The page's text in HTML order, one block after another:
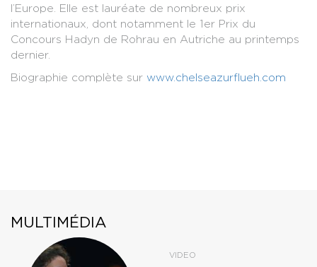
l’Europe. Elle est lauréate de nombreux prix
internationaux, dont notamment le 1er Prix du
Concours Hadyn de Rohrau en Autriche au printemps
dernier.
Biographie complète sur www.chelseazurflueh.com
MULTIMÉDIA
VIDEO